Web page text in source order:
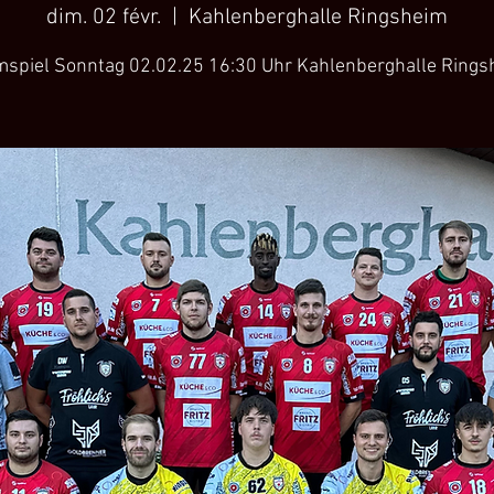
dim. 02 févr.
  |
Kahlenberghalle Ringsheim
Sonntag 02.02.25 16:30 Uhr Kahlenberghalle